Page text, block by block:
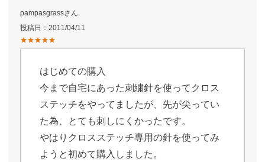
pampasgrass
投稿日
2011/04/11
はじめての購入
今まで自宅にあった刺繍針を使ってクロス
ステッチをやってましたが、先が尖ってい
た為、とても刺しにくかったです。
やはりクロスステッチ専用の針を使ってみ
ようと初めて購入しました。